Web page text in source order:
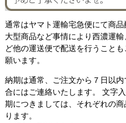
通常はヤマト運輸宅急便にて商品
大型商品など事情により西濃運
ど他の運送便で配送を行うこと
願います。
納期は通常、ご注文から７日以
合にはご連絡いたします。 文字
期につきましては、それぞれの
ります。